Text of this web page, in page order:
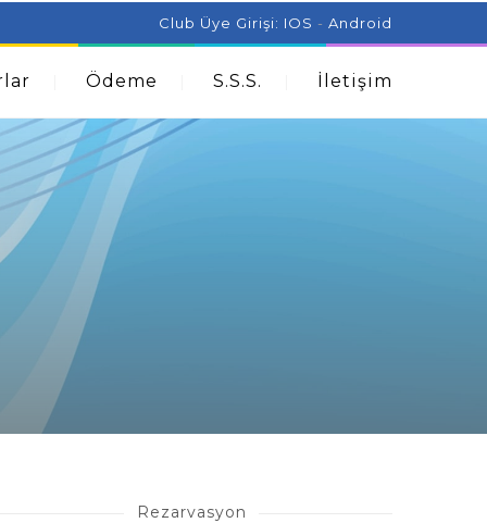
Can Help With Acne Problems Aromatherapy And
Club Üye Girişi: IOS - Android
Ödeme S.S.S. İletişim
Rezarvasyon